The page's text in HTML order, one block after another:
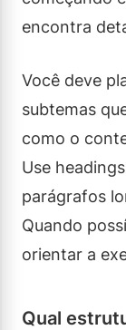
encontra
Você deve
subtemas
como o
Use
parágrafos
Quando
orientar a
Qual